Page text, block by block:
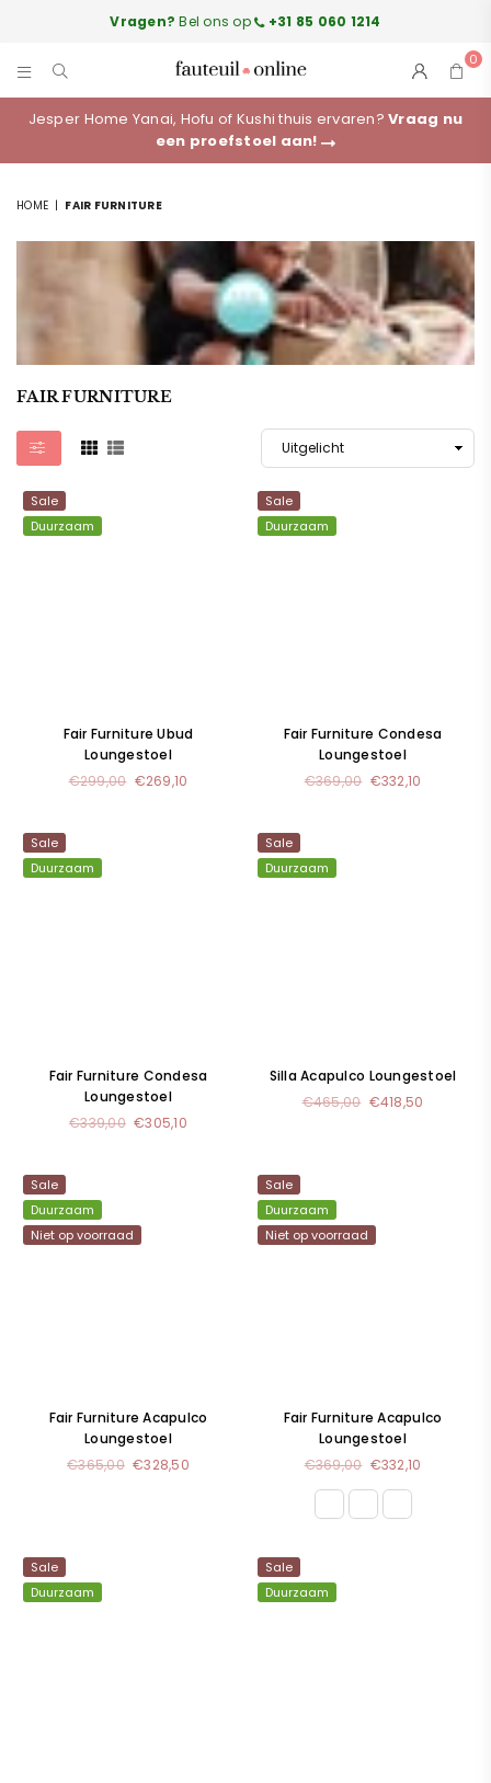
Vragen? Bel ons op +31 85 060 1214
FAUTEUILONLINE.NL
0
Jesper Home Yanai, Hofu of Kushi thuis ervaren?Vraag nu
een proefstoel aan!
HOME | FAIR FURNITURE
FAIR FURNITURE
Sale
Duurzaam
Fair Furniture Ubud
Loungestoel
Normale
€299,00 €269,10
Sale
Duurzaam
Fair Furniture Condesa
Loungestoel
Normale
€369,00 €332,10
Sale
Duurzaam
Fair Furniture Condesa
Loungestoel
Normale
€339,00 €305,10
Sale
Duurzaam
Silla Acapulco Loungestoel
Normale
€465,00 €418,50
Sale
Duurzaam
Niet op voorraad
Fair Furniture Acapulco
Loungestoel
Normale
€365,00 €328,50
Sale
Duurzaam
Niet op voorraad
Fair Furniture Acapulco
Loungestoel
Normale
prijs
€369,00 €332,10
Sale
Duurzaam
Sale
Duurzaam